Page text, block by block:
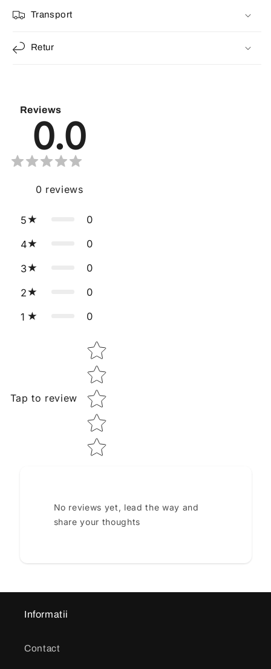
Transport
Retur
Reviews
0.0
0 reviews
5 0
4 0
3 0
2 0
1 0
Tap to review
Star rating
No reviews yet, lead the way and
share your thoughts
Informatii
Contact